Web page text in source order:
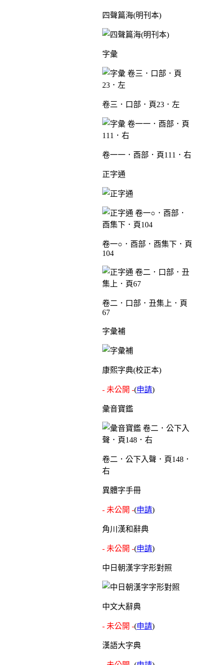
四聲篇海(明刊本)
字彙
卷三．口部．頁23．左
卷一一．酉部．頁111．右
正字通
卷一○．酉部．酉集下．頁
104
卷二．口部．丑集上．頁
67
字彙補
康熙字典(校正本)
- 未公開 -(申請)
彙音寶鑑
卷二．公下入聲．頁148．
右
異體字手冊
- 未公開 -(申請)
角川漢和辭典
- 未公開 -(申請)
中日朝漢字字形對照
中文大辭典
- 未公開 -(申請)
漢語大字典